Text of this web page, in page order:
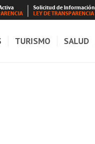
Solicitud de Información
LEY DE TRANSPARENCIA
TURISMO SALUD